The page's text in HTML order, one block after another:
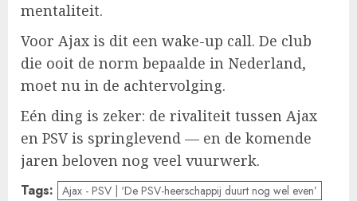
mentaliteit.
Voor Ajax is dit een wake-up call. De club
die ooit de norm bepaalde in Nederland,
moet nu in de achtervolging.
Eén ding is zeker: de rivaliteit tussen Ajax
en PSV is springlevend — en de komende
jaren beloven nog veel vuurwerk.
Tags: Ajax - PSV | ‘De PSV-heerschappij duurt nog wel even’